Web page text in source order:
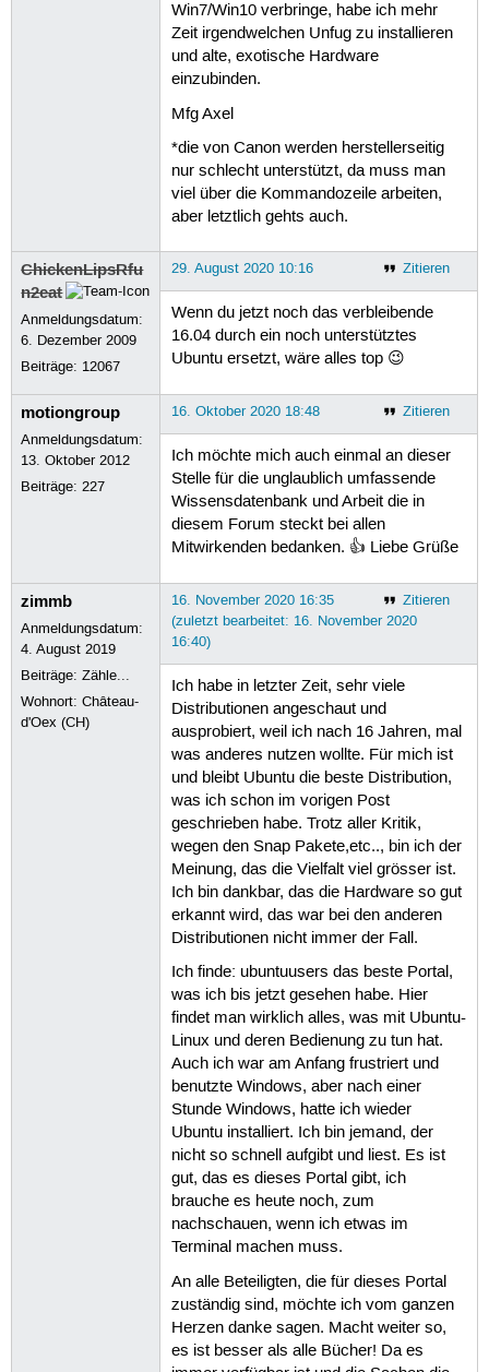
Win7/Win10 verbringe, habe ich mehr
Zeit irgendwelchen Unfug zu installieren
und alte, exotische Hardware
einzubinden.
Mfg Axel
*die von Canon werden herstellerseitig
nur schlecht unterstützt, da muss man
viel über die Kommandozeile arbeiten,
aber letztlich gehts auch.
ChickenLipsRfu
n2eat
Anmeldungsdatum:
6. Dezember 2009
Beiträge: 12067
Zitieren
29. August 2020 10:16
Wenn du jetzt noch das verbleibende
16.04 durch ein noch unterstütztes
Ubuntu ersetzt, wäre alles top 😉
motiongroup
Anmeldungsdatum:
13. Oktober 2012
Beiträge:227
Zitieren
16. Oktober 2020 18:48
Ich möchte mich auch einmal an dieser
Stelle für die unglaublich umfassende
Wissensdatenbank und Arbeit die in
diesem Forum steckt bei allen
Mitwirkenden bedanken. 👍 Liebe Grüße
zimmb
Anmeldungsdatum:
4. August 2019
Beiträge:Zähle...
Wohnort: Château-
d'Oex (CH)
Zitieren
16. November 2020 16:35
(zuletzt bearbeitet: 16. November 2020
16:40)
Ich habe in letzter Zeit, sehr viele
Distributionen angeschaut und
ausprobiert, weil ich nach 16 Jahren, mal
was anderes nutzen wollte. Für mich ist
und bleibt Ubuntu die beste Distribution,
was ich schon im vorigen Post
geschrieben habe. Trotz aller Kritik,
wegen den Snap Pakete,etc.., bin ich der
Meinung, das die Vielfalt viel grösser ist.
Ich bin dankbar, das die Hardware so gut
erkannt wird, das war bei den anderen
Distributionen nicht immer der Fall.
Ich finde: ubuntuusers das beste Portal,
was ich bis jetzt gesehen habe. Hier
findet man wirklich alles, was mit Ubuntu-
Linux und deren Bedienung zu tun hat.
Auch ich war am Anfang frustriert und
benutzte Windows, aber nach einer
Stunde Windows, hatte ich wieder
Ubuntu installiert. Ich bin jemand, der
nicht so schnell aufgibt und liest. Es ist
gut, das es dieses Portal gibt, ich
brauche es heute noch, zum
nachschauen, wenn ich etwas im
Terminal machen muss.
An alle Beteiligten, die für dieses Portal
zuständig sind, möchte ich vom ganzen
Herzen danke sagen. Macht weiter so,
es ist besser als alle Bücher! Da es